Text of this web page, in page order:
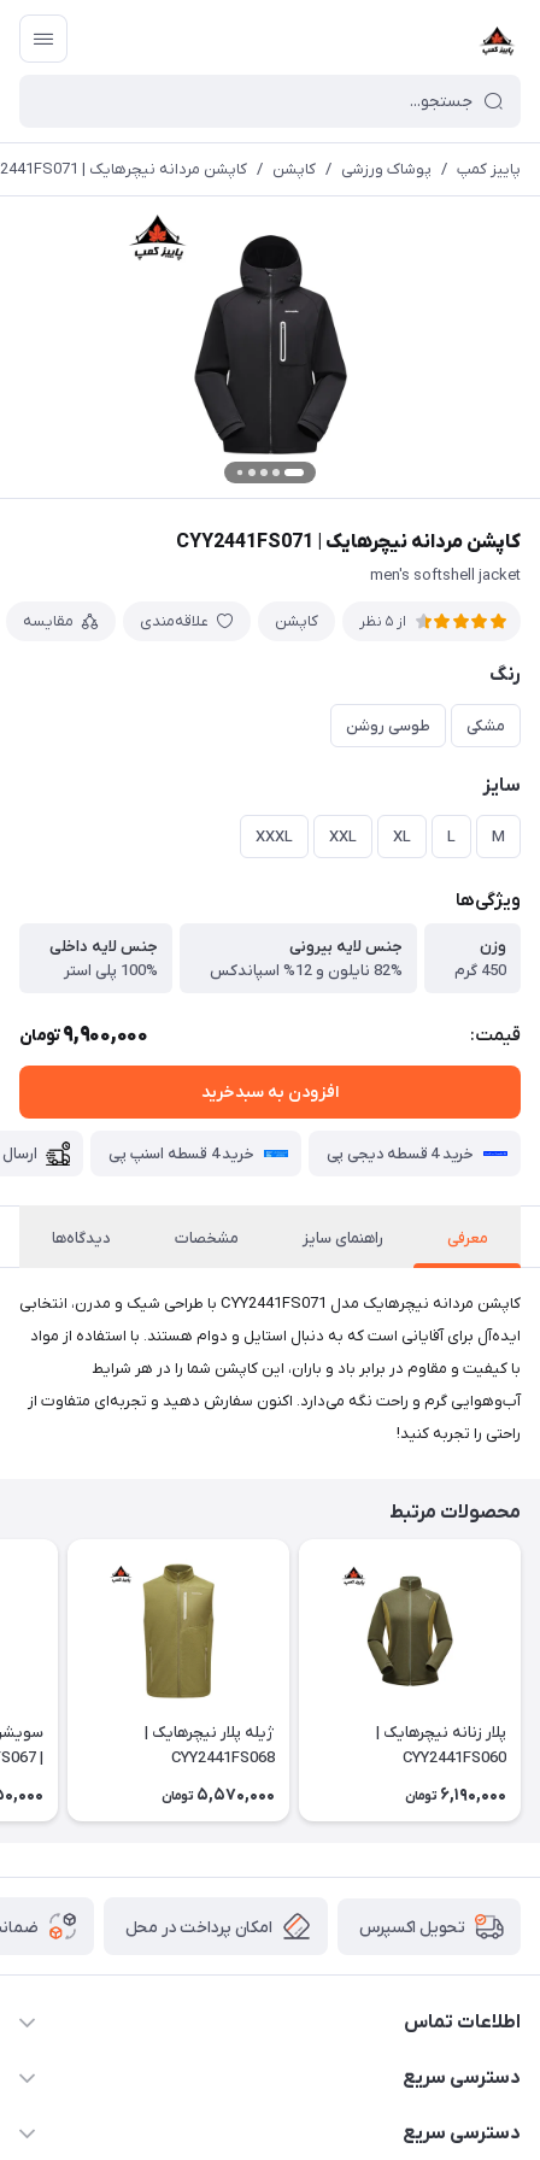
پاییز کمپ / پوشاک ورزشی / کاپشن / کاپشن مردانه نیچرهایک | CYY2441FS071
کاپشن مردانه نیچرهایک | CYY2441FS071
men's softshell jacket
از 5 نظر کاپشن علاقه‌مندی مقایسه
رنگ
مشکی طوسی روشن
سایز
M
L
XL
XXL
XXXL
ویژگی‌ها
وزن
450 گرم
جنس لایه بیرونی
82% نایلون و 12% اسپاندکس
جنس لایه داخلی
100% پلی استر
قیمت: 9,900,000تومان
افزودن به سبدخرید
خرید 4 قسطه دیجی پی خرید 4 قسطه اسنپ پی
معرفی راهنمای سایز مشخصات دیدگاه‌ها
کاپشن مردانه نیچرهایک مدل CYY2441FS071 با طراحی شیک و مدرن، انتخابی
ایده‌آل برای آقایانی است که به دنبال استایل و دوام هستند. با استفاده از مواد
با کیفیت و مقاوم در برابر باد و باران، این کاپشن شما را در هر شرایط
آب‌وهوایی گرم و راحت نگه می‌دارد. اکنون سفارش دهید و تجربه‌ای متفاوت از
راحتی را تجربه کنید!
محصولات مرتبط
پلار زنانه نیچرهایک |
CYY2441FS060
6,190,000 تومان
ژیله پلار نیچرهایک |
CYY2441FS068
5,570,000 تومان
| CYY2441FS067
تحویل اکسپرس امکان پرداخت در محل
اطلاعات تماس
02166456492 - 09121933405
دسترسی سریع
خرید کیسه خواب
دسترسی سریع